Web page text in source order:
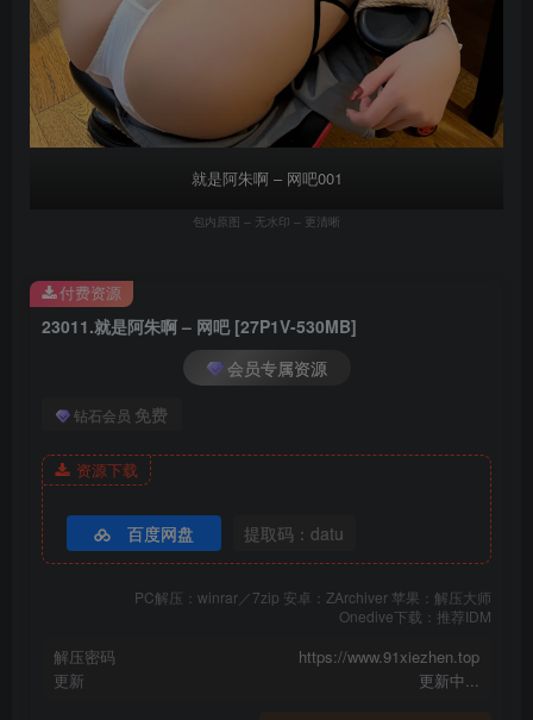
就是阿朱啊 – 网吧001
包内原图 – 无水印 – 更清晰
23011.就是阿朱啊 – 网吧 [27P1V-530MB]
会员专属资源
钻石会员 免费
资源下载
百度网盘 提取码：datu
PC解压：winrar／7zip 安卓：ZArchiver 苹果：解压大师
Onedive下载：推荐IDM
解压密码
https://www.91xiezhen.top
更新
更新中...
付费资源